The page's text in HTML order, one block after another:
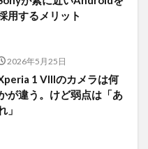
用するメリット
2026年5月25日
1 VIIIのカメラは何
が違う。けど弱点は「あ
」